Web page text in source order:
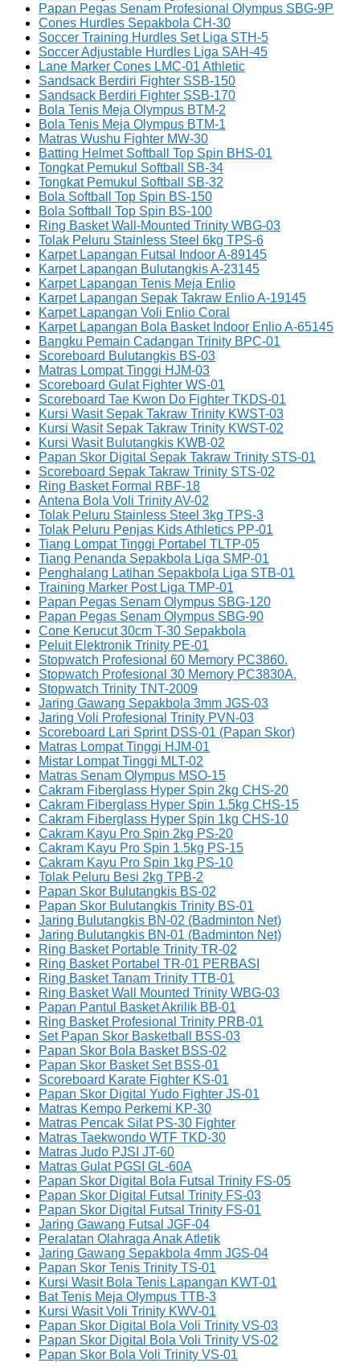
Papan Pegas Senam Profesional Olympus SBG-9P
Cones Hurdles Sepakbola CH-30
Soccer Training Hurdles Set Liga STH-5
Soccer Adjustable Hurdles Liga SAH-45
Lane Marker Cones LMC-01 Athletic
Sandsack Berdiri Fighter SSB-150
Sandsack Berdiri Fighter SSB-170
Bola Tenis Meja Olympus BTM-2
Bola Tenis Meja Olympus BTM-1
Matras Wushu Fighter MW-30
Batting Helmet Softball Top Spin BHS-01
Tongkat Pemukul Softball SB-34
Tongkat Pemukul Softball SB-32
Bola Softball Top Spin BS-150
Bola Softball Top Spin BS-100
Ring Basket Wall-Mounted Trinity WBG-03
Tolak Peluru Stainless Steel 6kg TPS-6
Karpet Lapangan Futsal Indoor A-89145
Karpet Lapangan Bulutangkis A-23145
Karpet Lapangan Tenis Meja Enlio
Karpet Lapangan Sepak Takraw Enlio A-19145
Karpet Lapangan Voli Enlio Coral
Karpet Lapangan Bola Basket Indoor Enlio A-65145
Bangku Pemain Cadangan Trinity BPC-01
Scoreboard Bulutangkis BS-03
Matras Lompat Tinggi HJM-03
Scoreboard Gulat Fighter WS-01
Scoreboard Tae Kwon Do Fighter TKDS-01
Kursi Wasit Sepak Takraw Trinity KWST-03
Kursi Wasit Sepak Takraw Trinity KWST-02
Kursi Wasit Bulutangkis KWB-02
Papan Skor Digital Sepak Takraw Trinity STS-01
Scoreboard Sepak Takraw Trinity STS-02
Ring Basket Formal RBF-18
Antena Bola Voli Trinity AV-02
Tolak Peluru Stainless Steel 3kg TPS-3
Tolak Peluru Penjas Kids Athletics PP-01
Tiang Lompat Tinggi Portabel TLTP-05
Tiang Penanda Sepakbola Liga SMP-01
Penghalang Latihan Sepakbola Liga STB-01
Training Marker Post Liga TMP-01
Papan Pegas Senam Olympus SBG-120
Papan Pegas Senam Olympus SBG-90
Cone Kerucut 30cm T-30 Sepakbola
Peluit Elektronik Trinity PE-01
Stopwatch Profesional 60 Memory PC3860.
Stopwatch Profesional 30 Memory PC3830A.
Stopwatch Trinity TNT-2009
Jaring Gawang Sepakbola 3mm JGS-03
Jaring Voli Profesional Trinity PVN-03
Scoreboard Lari Sprint DSS-01 (Papan Skor)
Matras Lompat Tinggi HJM-01
Mistar Lompat Tinggi MLT-02
Matras Senam Olympus MSO-15
Cakram Fiberglass Hyper Spin 2kg CHS-20
Cakram Fiberglass Hyper Spin 1.5kg CHS-15
Cakram Fiberglass Hyper Spin 1kg CHS-10
Cakram Kayu Pro Spin 2kg PS-20
Cakram Kayu Pro Spin 1.5kg PS-15
Cakram Kayu Pro Spin 1kg PS-10
Tolak Peluru Besi 2kg TPB-2
Papan Skor Bulutangkis BS-02
Papan Skor Bulutangkis Trinity BS-01
Jaring Bulutangkis BN-02 (Badminton Net)
Jaring Bulutangkis BN-01 (Badminton Net)
Ring Basket Portable Trinity TR-02
Ring Basket Portabel TR-01 PERBASI
Ring Basket Tanam Trinity TTB-01
Ring Basket Wall Mounted Trinity WBG-03
Papan Pantul Basket Akrilik BB-01
Ring Basket Profesional Trinity PRB-01
Set Papan Skor Basketball BSS-03
Papan Skor Bola Basket BSS-02
Papan Skor Basket Set BSS-01
Scoreboard Karate Fighter KS-01
Papan Skor Digital Yudo Fighter JS-01
Matras Kempo Perkemi KP-30
Matras Pencak Silat PS-30 Fighter
Matras Taekwondo WTF TKD-30
Matras Judo PJSI JT-60
Matras Gulat PGSI GL-60A
Papan Skor Digital Bola Futsal Trinity FS-05
Papan Skor Digital Futsal Trinity FS-03
Papan Skor Digital Futsal Trinity FS-01
Jaring Gawang Futsal JGF-04
Peralatan Olahraga Anak Atletik
Jaring Gawang Sepakbola 4mm JGS-04
Papan Skor Tenis Trinity TS-01
Kursi Wasit Bola Tenis Lapangan KWT-01
Bat Tenis Meja Olympus TTB-3
Kursi Wasit Voli Trinity KWV-01
Papan Skor Digital Bola Voli Trinity VS-03
Papan Skor Digital Bola Voli Trinity VS-02
Papan Skor Bola Voli Trinity VS-01